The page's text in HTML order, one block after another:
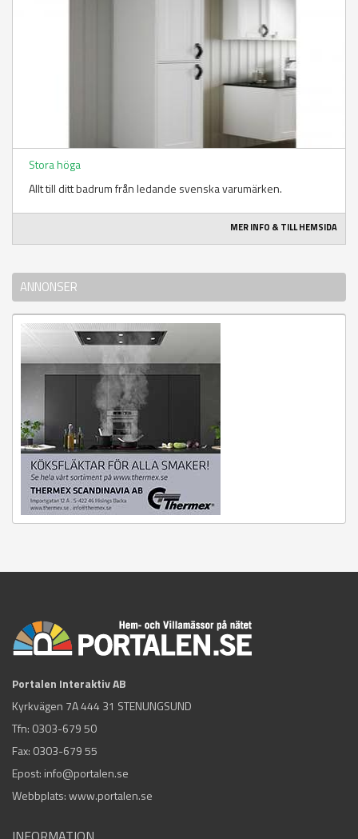
Stora höga
Allt till ditt badrum från ledande svenska varumärken.
MER INFO & TILL HEMSIDA
ANNONSER
Portalen Interaktiv AB
Kyrkvägen 7A 444 31 STENUNGSUND
Tfn: 0303-679 50
Fax: 0303-679 55
Epost: info@portalen.se
Webbplats: www.portalen.se